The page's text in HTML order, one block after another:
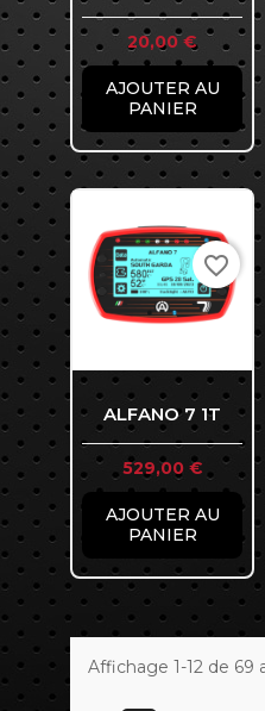
Prix
20,00 €
AJOUTER AU
PANIER
ALFANO 7 1T
Prix
529,00 €
AJOUTER AU
PANIER
favorite_border
Affichage 1-12 de 69